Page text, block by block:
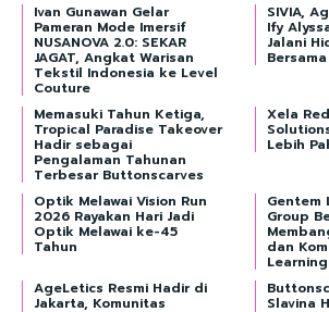
Ivan Gunawan Gelar
Pameran Mode Imersif
NUSANOVA 2.0: SEKAR
JAGAT, Angkat Warisan
Tekstil Indonesia ke Level
Couture
SIVIA,
Ify
Jalani
Memasuki Tahun Ketiga,
Tropical Paradise Takeover
Hadir sebagai
Pengalaman Tahunan
Terbesar Buttonscarves
Xela
Lebih
Optik Melawai Vision Run
2026 Rayakan Hari Jadi
Optik Melawai ke-45
Tahun
Gentem
Group
dan
AgeLetics Resmi Hadir di
Jakarta, Komunitas Slavina